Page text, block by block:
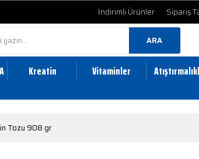
İndirimli Ürünler Sipariş
ARA
Kreatin Vitaminler
Tozu 908 gr